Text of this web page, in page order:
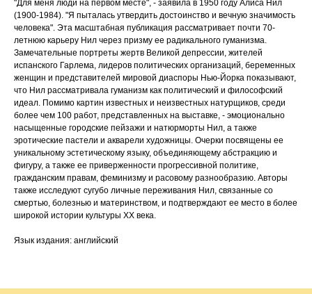
"Для меня люди на первом месте", - заявила в 1950 году Алиса Нил
(1900-1984). "Я пыталась утвердить достоинство и вечную значимость
человека". Эта масштабная публикация рассматривает почти 70-
летнюю карьеру Нил через призму ее радикального гуманизма.
Замечательные портреты жертв Великой депрессии, жителей
испанского Гарлема, лидеров политических организаций, беременных
женщин и представителей мировой диаспоры Нью-Йорка показывают,
что Нил рассматривала гуманизм как политический и философский
идеал. Помимо картин известных и неизвестных натурщиков, среди
более чем 100 работ, представленных на выставке, - эмоционально
насыщенные городские пейзажи и натюрморты Нил, а также
эротические пастели и акварели художницы. Очерки посвящены ее
уникальному эстетическому языку, объединяющему абстракцию и
фигуру, а также ее приверженности прогрессивной политике,
гражданским правам, феминизму и расовому разнообразию. Авторы
также исследуют сугубо личные переживания Нил, связанные со
смертью, болезнью и материнством, и подтверждают ее место в более
широкой истории культуры XX века.
Язык издания: английский